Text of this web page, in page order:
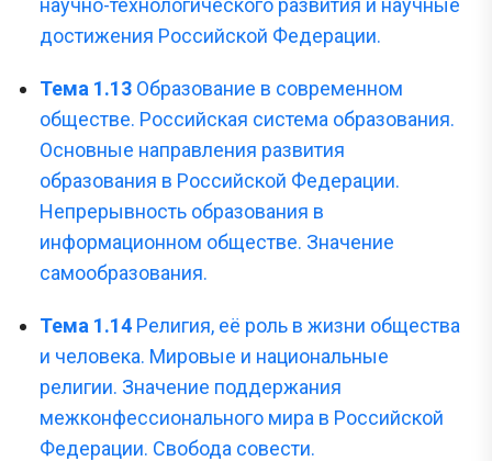
научно-технологического развития и научные
достижения Российской Федерации.
Тема 1.13 Образование в современном
обществе. Российская система образования.
Основные направления развития
образования в Российской Федерации.
Непрерывность образования в
информационном обществе. Значение
самообразования.
Тема 1.14 Религия, её роль в жизни общества
и человека. Мировые и национальные
религии. Значение поддержания
межконфессионального мира в Российской
Федерации. Свобода совести.